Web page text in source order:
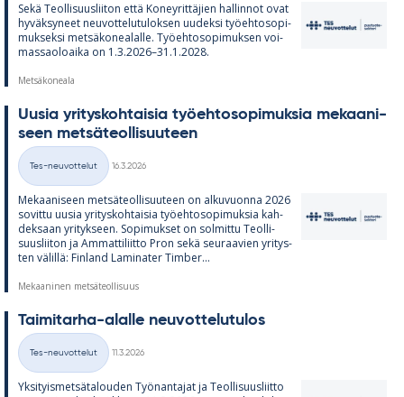
Sekä Teol­li­suus­lii­ton että Ko­ney­rit­tä­jien hal­lin­not ovat
hy­väk­sy­neet neu­vot­te­lu­tu­lok­sen uu­deksi työ­eh­to­so­pi­
muk­seksi met­sä­ko­nea­lalle. Työ­eh­to­so­pi­muk­sen voi­
mas­sao­loaika on 1.3.2026–31.1.2028.
Metsäkoneala
Uusia yri­tys­koh­tai­sia työ­eh­to­so­pi­muk­sia me­kaa­ni­
seen met­sä­teol­li­suu­teen
Kategoriat
Tes-neuvottelut
16.3.2026
Me­kaa­ni­seen met­sä­teol­li­suu­teen on al­ku­vuonna 2026
so­vittu uusia yri­tys­koh­tai­sia työ­eh­to­so­pi­muk­sia kah­
dek­saan yri­tyk­seen. So­pi­muk­set on sol­mittu Teol­li­
suus­lii­ton ja Am­mat­ti­liitto Pron sekä seu­raa­vien yri­tys­
ten vä­lillä: Fin­land La­mi­na­ter Tim­ber...
Mekaaninen metsäteollisuus
Tai­mi­tarha-alalle neu­vot­te­lu­tu­los
Kategoriat
Tes-neuvottelut
11.3.2026
Yk­si­tyis­met­sä­ta­lou­den Työ­nan­ta­jat ja Teol­li­suus­liitto